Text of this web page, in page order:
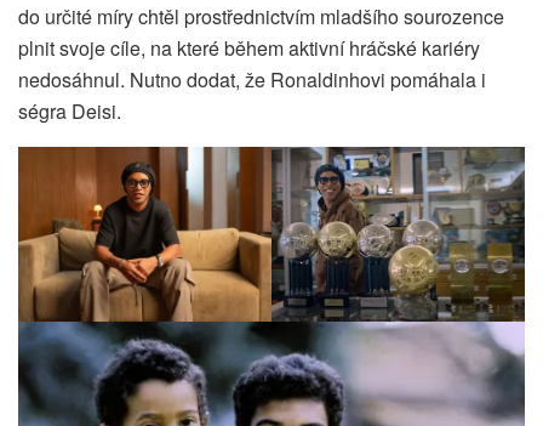
do určité míry chtěl prostřednictvím mladšího sourozence
plnit svoje cíle, na které během aktivní hráčské kariéry
nedosáhnul. Nutno dodat, že Ronaldinhovi pomáhala i
ségra Deisi.